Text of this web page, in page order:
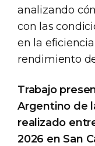
analizando
con las
en la
rendimiento
Trabajo
Argentino de
realizado
2026 en San